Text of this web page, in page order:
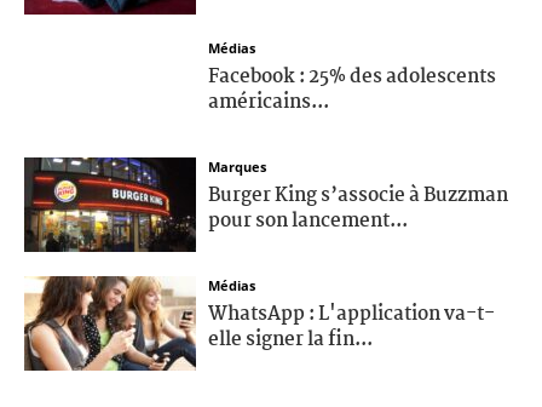
Médias
Facebook : 25% des adolescents
américains...
Marques
Burger King s’associe à Buzzman
pour son lancement...
Médias
WhatsApp : L'application va-t-
elle signer la fin...